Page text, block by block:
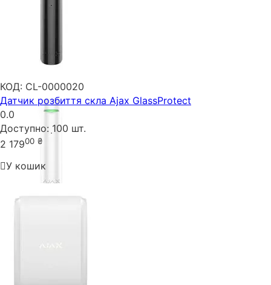
КОД: CL-0000020
Датчик розбиття скла Ajax GlassProtect
0.0
Доступно: 100 шт.
2 17900 ₴
У кошик